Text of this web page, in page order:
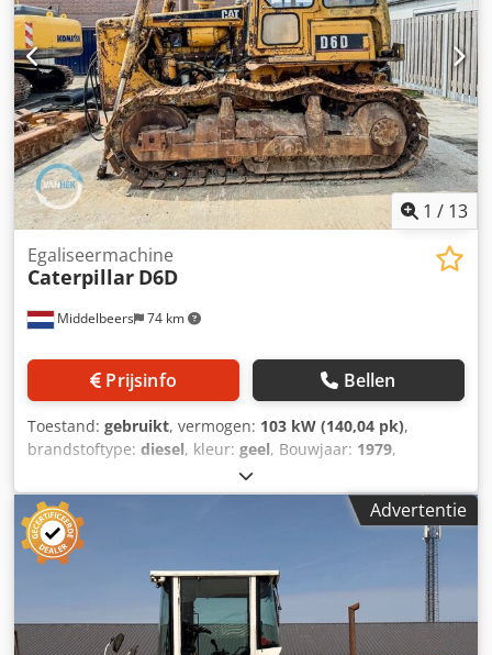
1 / 13
Middelbeers 74 km
Egaliseermachine
Caterpillar D6D
Prijsinfo Bellen
Toestand: gebruikt, vermogen: 103 kW (140,04 pk),
brandstoftype: diesel, kleur: geel, Bouwjaar: 1979,
Algemene informatie Bouwjaar: 1979 Modeljaar: 1979
Serienummer: 20X1733 Technische informatie Aantal
cilinders: 6 Aandrijving: rups Leeggewicht: 14.000 kg Staat
Algemene staat: gemiddeld Technische staat: goed
Optische staat: slecht Dcsdpfx Acoun Rlqeyjk Financiële
informatie Prijs: op aanvraag Meer informatie Neem
contact op met Ernst van Hek voor meer informatie.
Advertentie